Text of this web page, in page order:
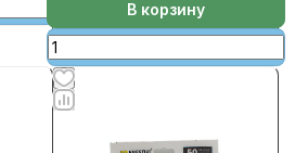
В корзину